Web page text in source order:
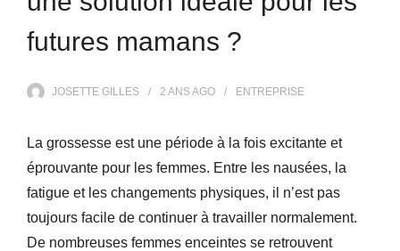
futures mamans ?
JOSETTE GILLES 2 ANSAGO ENTREPRISE
La grossesse est une période à la fois excitante et
éprouvante pour les femmes. Entre les nausées, la
fatigue et les changements physiques, il n’est pas
toujours facile de continuer à travailler normalement.
De nombreuses femmes enceintes se retrouvent